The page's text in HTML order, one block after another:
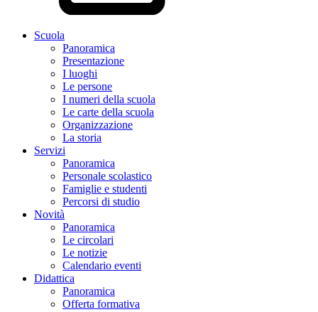
Scuola
Panoramica
Presentazione
I luoghi
Le persone
I numeri della scuola
Le carte della scuola
Organizzazione
La storia
Servizi
Panoramica
Personale scolastico
Famiglie e studenti
Percorsi di studio
Novità
Panoramica
Le circolari
Le notizie
Calendario eventi
Didattica
Panoramica
Offerta formativa